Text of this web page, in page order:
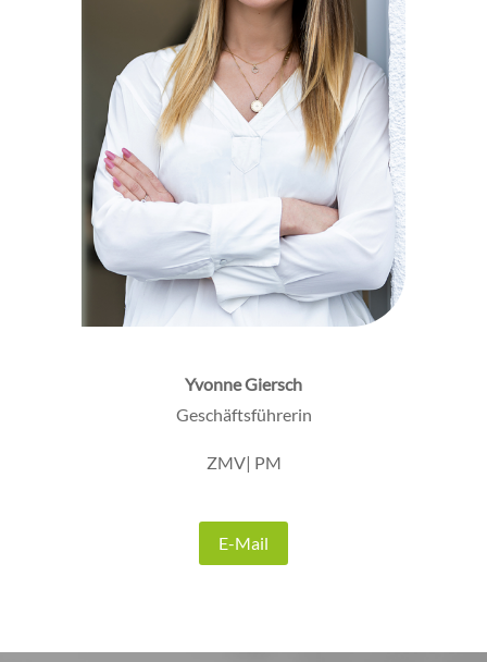
Yvonne Giersch
Geschäftsführerin
ZMV| PM
E-Mail